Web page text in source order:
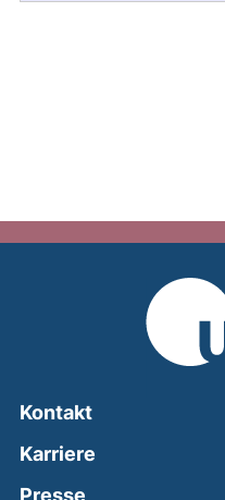
Kontakt
Karriere
Presse